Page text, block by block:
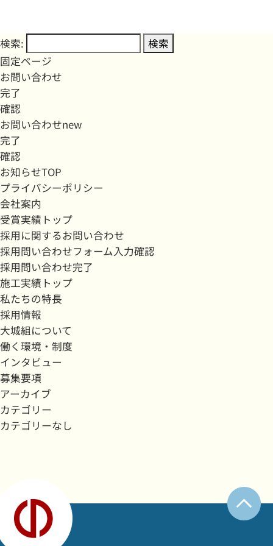
検索:
固定ページ
お問い合わせ
完了
確認
お問い合わせnew
完了
確認
お知らせTOP
プライバシーポリシー
会社案内
受賞実績トップ
採用に関するお問い合わせ
採用問い合わせフォーム入力確認
採用問い合わせ完了
施工実績トップ
私たちの特長
採用情報
大城組について
働く環境・制度
インタビュー
募集要項
アーカイブ
カテゴリー
カテゴリーなし